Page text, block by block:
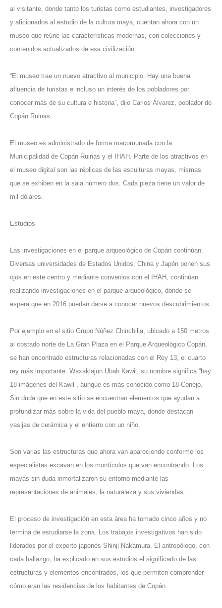
al visitante, donde tanto los turistas como estudiantes, investigadores
y aficionados al estudio de la cultura maya, cuentan ahora con un
museo que reúne las características modernas, con colecciones y
contenidos actualizados de esa civilización.
“El museo trae un nuevo atractivo al municipio. Hay una buena
afluencia de turistas e incluso un interés de los pobladores por
conocer más de su cultura e historia”, dijo Carlos Álvarez, poblador de
Copán Ruinas.
El museo es administrado de forma macomunada con la
Municipalidad de Copán Ruinas y el IHAH. Parte de los atractivos en
el museo digital son las réplicas de las esculturas mayas, mismas
que se exhiben en la sala número dos. Cada pieza tiene un valor de
mil dólares.
Estudios
Las investigaciones en el parque arqueológico de Copán continúan.
Diversas universidades de Estados Unidos, China y Japón ponen sus
ojos en este centro y mediante convenios con el IHAH, continúan
realizando investigaciones en el parque arqueológico, donde se
espera que en 2016 puedan darse a conocer nuevos descubrimientos.
Por ejemplo en el sitio Grupo Núñez Chinchilla, ubicado a 150 metros
al costado norte de La Gran Plaza en el Parque Arqueológico Copán,
se han encontrado estructuras relacionadas con el Rey 13, el cuarto
rey más importante: Waxaklajun Ubah Kawil, su nombre significa “hay
18 imágenes del Kawil”, aunque es más conocido como 18 Conejo.
Sin duda que en este sitio se encuentran elementos que ayudan a
profundizar más sobre la vida del pueblo maya, donde destacan
vasijas de cerámica y el entierro con un niño.
Son varias las estructuras que ahora van apareciendo conforme los
especialistas excavan en los montículos que van encontrando. Los
mayas sin duda inmortalizaron su entorno mediante las
representaciones de animales, la naturaleza y sus viviendas.
El proceso de investigación en esta área ha tomado cinco años y no
termina de estudiarse la zona. Los trabajos investigativos han sido
liderados por el experto japonés Shinji Nakamura. El antropólogo, con
cada hallazgo, ha explicado en sus estudios el significado de las
estructuras y elementos encontrados, los que permiten comprender
cómo eran las residencias de los habitantes de Copán.